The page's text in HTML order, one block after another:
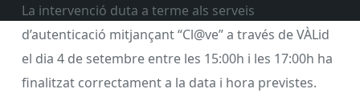
La intervenció duta a terme als serveis
d’autenticació mitjançant “Cl@ve” a través de VÀLid
el dia 4 de setembre entre les 15:00h i les 17:00h ha
finalitzat correctament a la data i hora previstes.